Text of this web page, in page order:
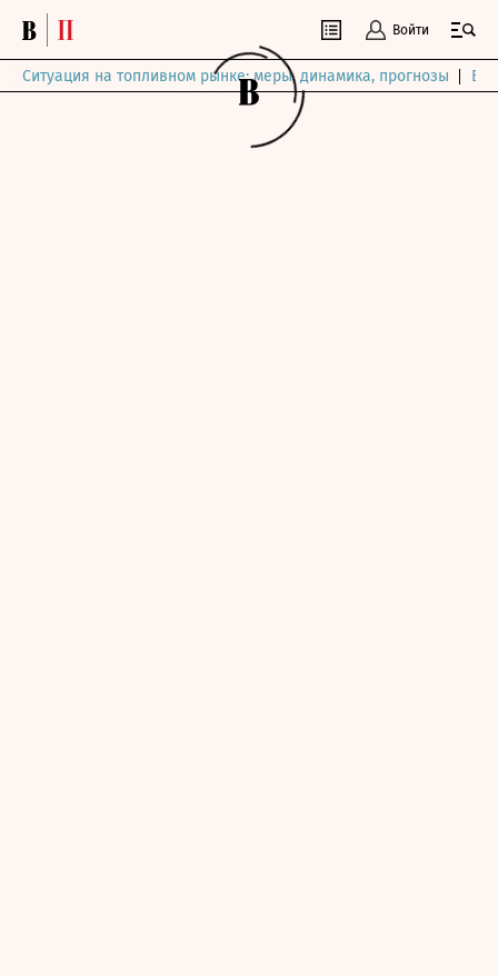
Войти
Ситуация на топливном рынке: меры, динамика, прогнозы